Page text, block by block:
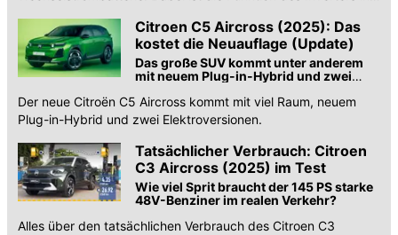
Citroen C5 Aircross (2025): Das
kostet die Neuauflage (Update)
Das große SUV kommt unter anderem
mit neuem Plug-in-Hybrid und zwei
Der neue Citroën C5 Aircross kommt mit viel Raum, neuem
Plug-in-Hybrid und zwei Elektroversionen.
Tatsächlicher Verbrauch: Citroen
C3 Aircross (2025) im Test
Wie viel Sprit braucht der 145 PS starke
48V-Benziner im realen Verkehr?
Alles über den tatsächlichen Verbrauch des Citroen C3